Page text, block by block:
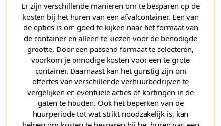
Er zijn verschillende manieren om te besparen op de
kosten bij het huren van een afvalcontainer. Een van
de opties is om goed te kijken naar het formaat van
de container en alleen te kiezen voor de benodigde
grootte. Door een passend formaat te selecteren,
voorkom je onnodige kosten voor een te grote
container. Daarnaast kan het gunstig zijn om
offertes van verschillende verhuurbedrijven te
vergelijken en eventuele acties of kortingen in de
gaten te houden. Ook het beperken van de
huurperiode tot wat strikt noodzakelijk is, kan